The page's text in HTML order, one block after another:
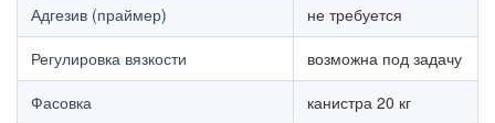
Адгезив (праймер)
не требуется
Регулировка вязкости
возможна под задачу
Фасовка
канистра 20 кг